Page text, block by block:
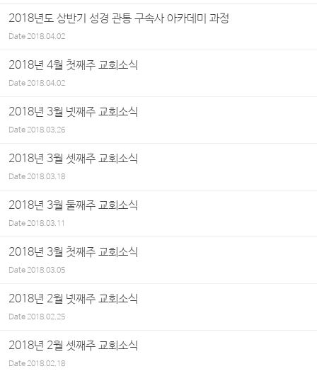
2018년도 상반기 성경 관통 구속사 아카데미 과정
Date2018.04.02
2018년 4월 첫째주 교회소식
Date2018.04.02
2018년 3월 넷째주 교회소식
Date2018.03.26
2018년 3월 셋째주 교회소식
Date2018.03.18
2018년 3월 둘째주 교회소식
Date2018.03.11
2018년 3월 첫째주 교회소식
Date2018.03.05
2018년 2월 넷째주 교회소식
Date2018.02.25
2018년 2월 셋째주 교회소식
Date2018.02.18